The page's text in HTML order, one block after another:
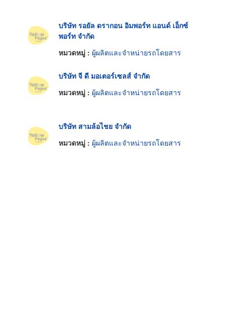
บริษัท รอยัล ดรากอน อิมพอร์ท แอนด์ เอ็กซ์
พอร์ท จำกัด
หมวดหมู่ : ผู้ผลิตและจำหน่ายรถโดยสาร
บริษัท จี ดี มอเตอร์เซลส์ จำกัด
หมวดหมู่ : ผู้ผลิตและจำหน่ายรถโดยสาร
บริษัท สามล้อไชย จำกัด
หมวดหมู่ : ผู้ผลิตและจำหน่ายรถโดยสาร